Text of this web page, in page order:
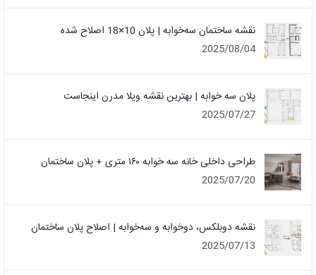
نقشه ساختمان سه‌خوابه | پلان 10×18 اصلاح شده
2025/08/04
پلان سه خوابه | بهترین نقشه ویلا مدرن اینجاست
2025/07/27
طراحی داخلی خانه سه خوابه ۱۶۰ متری + پلان ساختمان
2025/07/20
نقشه دوبلکس، دوخوابه و سه‌خوابه | اصلاح پلان ساختمان
2025/07/13